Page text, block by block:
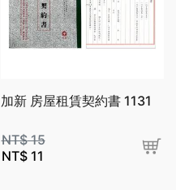
加新 房屋租賃契約書 1131
NT$15
NT$11